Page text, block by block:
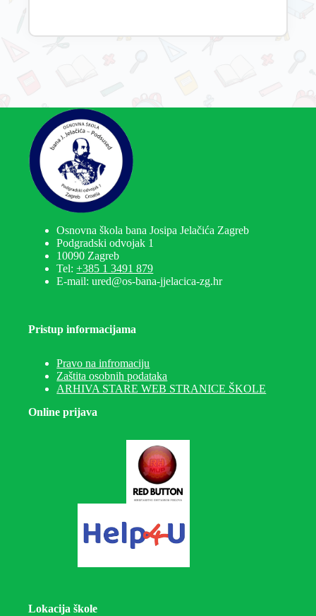
Osnovna škola bana Josipa Jelačića Zagreb
Podgradski odvojak 1
10090 Zagreb
Tel:+385 1 3491 879
E-mail: ured@os-bana-jjelacica-zg.hr
Pristup informacijama
Pravo na infromaciju
Zaštita osobnih podataka
ARHIVA STARE WEB STRANICE ŠKOLE
Online prijava
Lokacija škole